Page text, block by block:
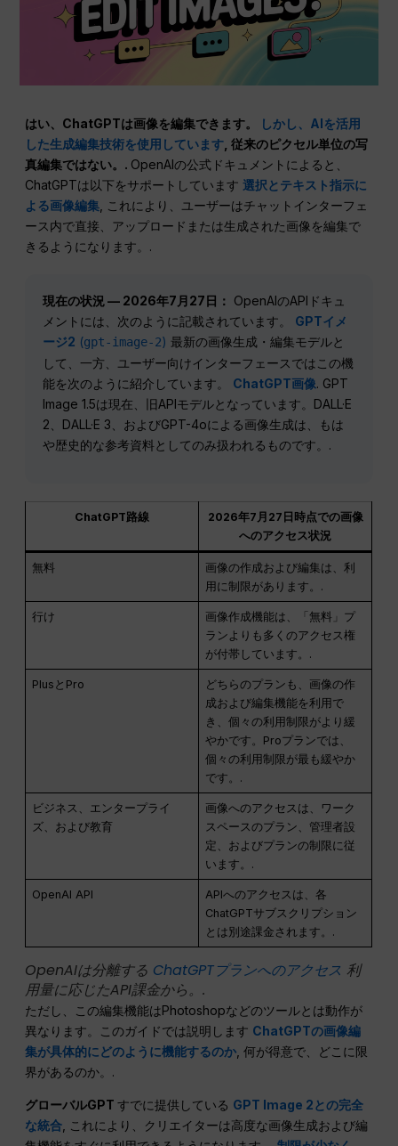
はい、ChatGPTは画像を編集できます。
しかし、AIを活用
した生成編集技術を使用しています , 従来のピクセル単位の写
真編集ではない。. OpenAIの公式ドキュメントによると、
ChatGPTは以下をサポートしています選択とテキスト指示に
よる画像編集 , これにより、ユーザーはチャットインターフェ
ース内で直接、アップロードまたは生成された画像を編集で
きるようになります。.
現在の状況 — 2026年7月27日： OpenAIのAPIドキュ
メントには、次のように記載されています。 GPTイメ
ージ2 (gpt-image-2) 最新の画像生成・編集モデルと
して、一方、ユーザー向けインターフェースではこの機
能を次のように紹介しています。 ChatGPT画像. GPT
Image 1.5は現在、旧APIモデルとなっています。DALL·E
2、DALL·E 3、およびGPT-4oによる画像生成は、もは
や歴史的な参考資料としてのみ扱われるものです。.
ChatGPT路線
2026年7月27日時点での画像
へのアクセス状況
無料
画像の作成および編集は、利
用に制限があります。.
行け
画像作成機能は、「無料」プ
ランよりも多くのアクセス権
が付帯しています。.
PlusとPro
どちらのプランも、画像の作
成および編集機能を利用で
き、個々の利用制限がより緩
やかです。Proプランでは、
個々の利用制限が最も緩やか
です。.
ビジネス、エンタープライ
ズ、および教育
画像へのアクセスは、ワーク
スペースのプラン、管理者設
定、およびプランの制限に従
います。.
OpenAI API
APIへのアクセスは、各
ChatGPTサブスクリプション
とは別途課金されます。.
OpenAIは分離する ChatGPTプランへのアクセス 利
用量に応じたAPI課金から。.
ただし、この編集機能はPhotoshopなどのツールとは動作が
異なります。このガイドでは説明します ChatGPTの画像編
集が具体的にどのように機能するのか , 何が得意で、どこに限
界があるのか。.
グローバルGPTすでに提供している GPT Image 2との完全
な統合, これにより、クリエイターは高度な画像生成および編